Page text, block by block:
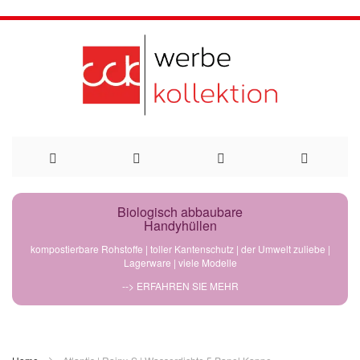
Direkt
Biologisch abbaubare
Handyhüllen
kompostierbare Rohstoffe | toller Kantenschutz | der Umwelt zuliebe |
Lagerware | viele Modelle
--> ERFAHREN SIE MEHR